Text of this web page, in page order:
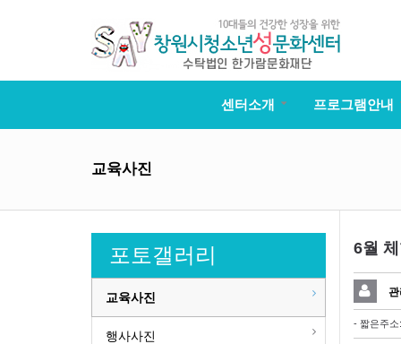
센터소개 프로그램안내
교육사진
포토갤러리
교육사진
행사사진
6월
관
- 짧은주